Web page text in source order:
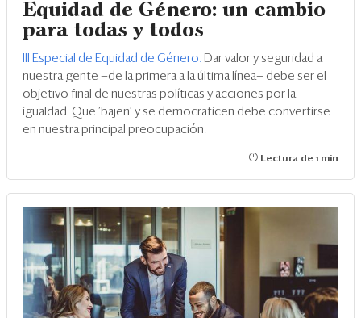
Equidad de Género: un cambio
para todas y todos
III Especial de Equidad de Género.
Dar valor y seguridad a
nuestra gente —de la primera a la última línea— debe ser el
objetivo final de nuestras políticas y acciones por la
igualdad. Que ‘bajen’ y se democraticen debe convertirse
en nuestra principal preocupación.
Lectura de 1 min